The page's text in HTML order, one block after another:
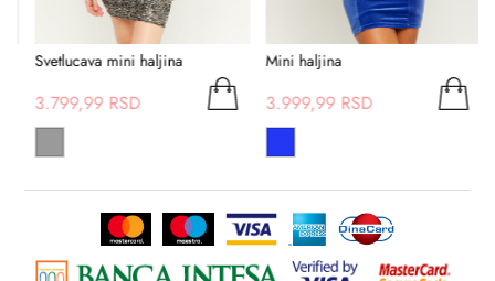
Svetlucava mini haljina
3.799,99 RSD
Mini haljina
3.999,99 RSD